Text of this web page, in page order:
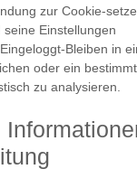
zur Cookie-
Einstellungen
Bleiben in
oder ein
zu analysieren.